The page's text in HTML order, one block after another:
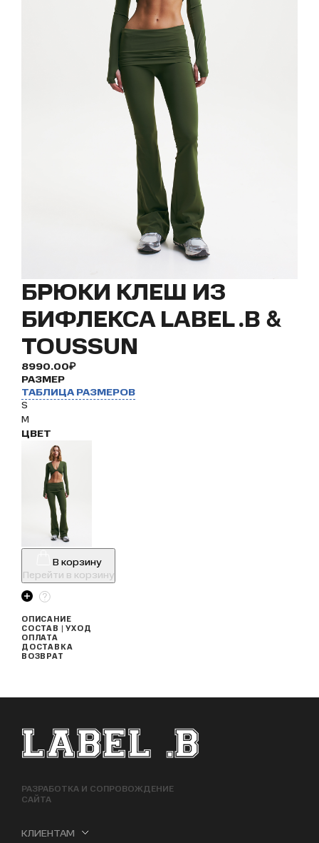
БРЮКИ КЛЕШ ИЗ
БИФЛЕКСА LABEL .B &
TOUSSUN
8990.00₽
РАЗМЕР
ТАБЛИЦА РАЗМЕРОВ
S
M
ЦВЕТ
В корзину
Перейти в корзину
ОПИСАНИЕ
СОСТАВ | УХОД
ОПЛАТА
ДОСТАВКА
ВОЗВРАТ
ФУТЕР САЙТА
РАЗРАБОТКА И СОПРОВОЖДЕНИЕ
САЙТА
КЛИЕНТАМ